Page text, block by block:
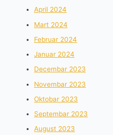
April 2024
Mart 2024
Februar 2024
Januar 2024
Decembar 2023
Novembar 2023
Oktobar 2023
Septembar 2023
August 2023